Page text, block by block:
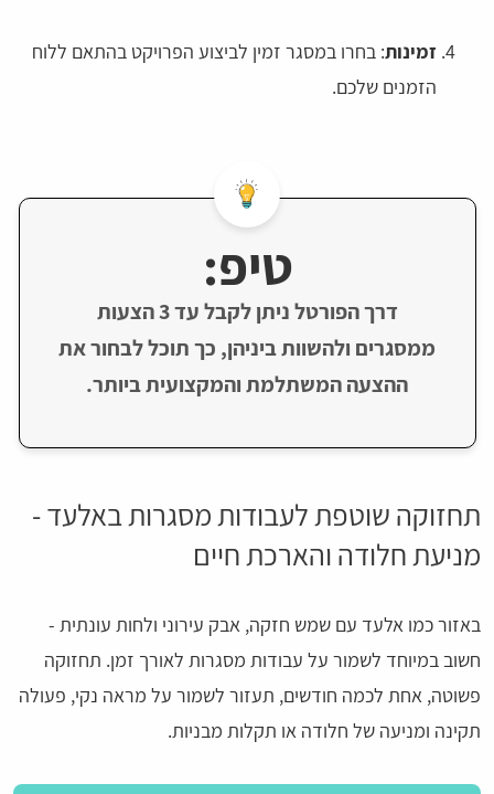
זמינות: בחרו במסגר זמין לביצוע הפרויקט בהתאם ללוח
הזמנים שלכם.
טיפ:
דרך הפורטל ניתן לקבל עד 3 הצעות
ממסגרים ולהשוות ביניהן, כך תוכל לבחור את
ההצעה המשתלמת והמקצועית ביותר.
תחזוקה שוטפת לעבודות מסגרות באלעד -
מניעת חלודה והארכת חיים
באזור כמו אלעד עם שמש חזקה, אבק עירוני ולחות עונתית -
חשוב במיוחד לשמור על עבודות מסגרות לאורך זמן. תחזוקה
פשוטה, אחת לכמה חודשים, תעזור לשמור על מראה נקי, פעולה
תקינה ומניעה של חלודה או תקלות מבניות.